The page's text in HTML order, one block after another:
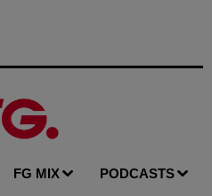
FG MIX PODCASTS